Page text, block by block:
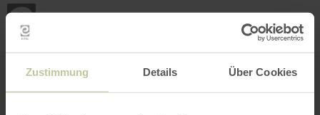
Zustimmung Details Über Cookies
INTERAKTIVE KARTE
Filter öffnen